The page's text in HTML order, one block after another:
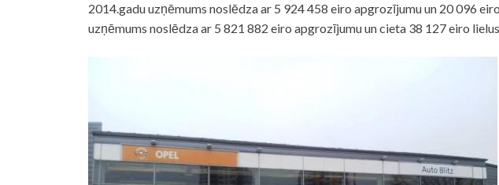
2014.gadu uzņēmums noslēdza ar 5 924 458 eiro apgrozījumu un 20 096
uzņēmums noslēdza ar 5 821 882 eiro apgrozījumu un cieta 38 127 eiro